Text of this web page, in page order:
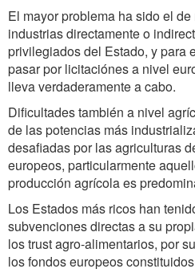
El mayor problema ha sido el
industrias directamente o
privilegiados del Estado, y para
pasar por licitaciónes a nivel
lleva verdaderamente a cabo.
Dificultades también a nivel
de las potencias más
desafiadas por las agriculturas
europeos, particularmente
producción agrícola es
Los Estados más ricos han
subvenciones directas a su
los trust agro-alimentarios, por
los fondos europeos